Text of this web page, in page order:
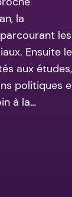
la
les
Ensuite
aux études,
politiques
à la…